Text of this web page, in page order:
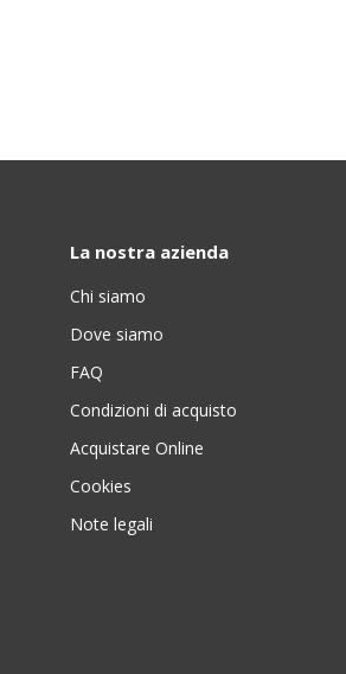
La nostra azienda
Chi siamo
Dove siamo
FAQ
Condizioni di acquisto
Acquistare Online
Cookies
Note legali